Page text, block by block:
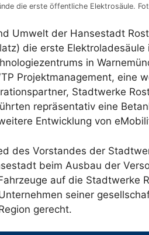
die erste öffentliche Elektrosäule.
Umwelt der Hansestadt
die erste
in
Projektmanagement, eine
Stadtwerke
repräsentativ eine
Entwicklung von
des Vorstandes der
beim Ausbau der
auf die Stadtwerke
seiner
gerecht.